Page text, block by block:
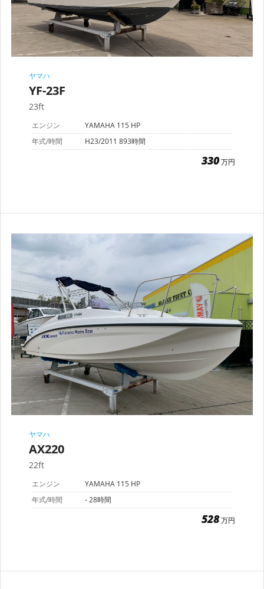
ヤマハ
YF-23F
23ft
エンジン
YAMAHA 115 HP
年式/時間
H23/2011 893時間
330万円
ヤマハ
AX220
22ft
エンジン
YAMAHA 115 HP
年式/時間
- 28時間
528万円